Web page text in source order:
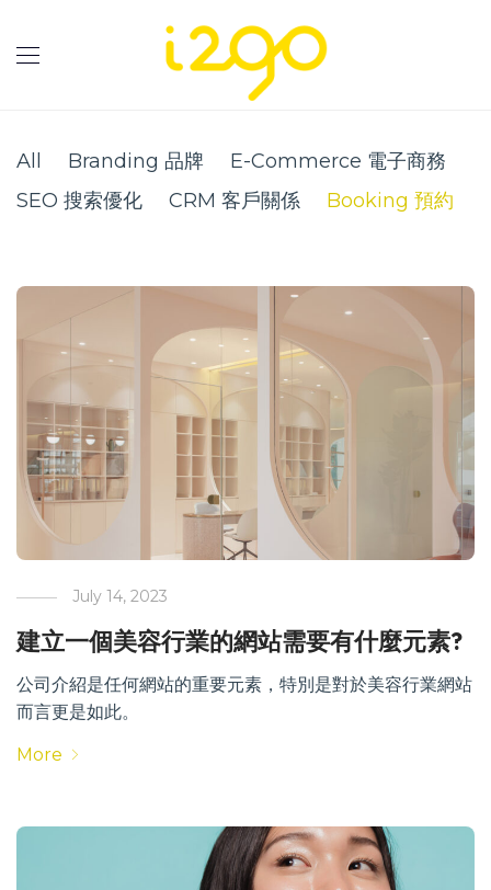
All Branding 品牌
E-Commerce 電子商務
SEO 搜索優化
CRM 客戶關係 Booking 預約
July 14, 2023
建立一個美容行業的網站需要有什麼元素?
公司介紹是任何網站的重要元素，特別是對於美容行業網站
而言更是如此。
More